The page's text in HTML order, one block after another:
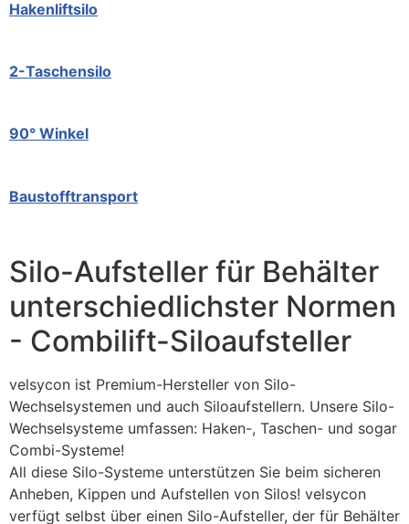
Hakenliftsilo
2-Taschensilo
90° Winkel
Baustofftransport
Silo-Aufsteller für Behälter
unterschiedlichster Normen
- Combilift-Siloaufsteller
velsycon ist Premium-Hersteller von Silo-
Wechselsystemen und auch Siloaufstellern. Unsere Silo-
Wechselsysteme umfassen: Haken-, Taschen- und sogar
Combi-Systeme!
All diese Silo-Systeme unterstützen Sie beim sicheren
Anheben, Kippen und Aufstellen von Silos! velsycon
verfügt selbst über einen Silo-Aufsteller, der für Behälter